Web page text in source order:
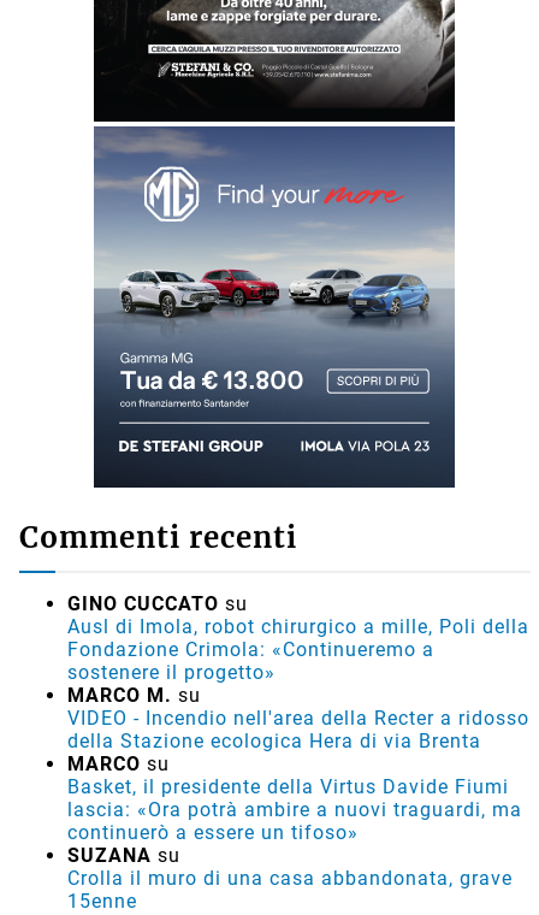
Commenti recenti
GINO CUCCATO su
Ausl di Imola, robot chirurgico a mille, Poli della
Fondazione Crimola: «Continueremo a
sostenere il progetto»
MARCO M. su
VIDEO - Incendio nell'area della Recter a ridosso
della Stazione ecologica Hera di via Brenta
MARCO su
Basket, il presidente della Virtus Davide Fiumi
lascia: «Ora potrà ambire a nuovi traguardi, ma
continuerò a essere un tifoso»
SUZANA su
Crolla il muro di una casa abbandonata, grave
15enne